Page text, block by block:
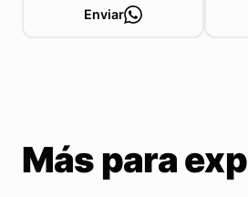
Enviar
Más para